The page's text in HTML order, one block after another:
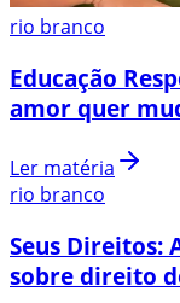
rio branco
Educação
amor quer
Ler matéria
rio branco
Seus Direitos:
sobre direito